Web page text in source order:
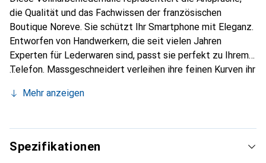
die Qualität und das Fachwissen der französischen
Boutique Noreve. Sie schützt Ihr Smartphone mit Eleganz.
Entworfen von Handwerkern, die seit vielen Jahren
Experten für Lederwaren sind, passt sie perfekt zu Ihrem
Telefon. Massgeschneidert verleihen ihre feinen Kurven ihr
unverzichtbaren Accessoire Ihres Smartphones.
die Marke Noreve eine sichere Wahl für eine
anspruchsvolle Kundschaft.
Mehr anzeigen
Spezifikationen